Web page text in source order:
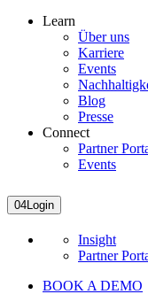
Learn
Über uns
Karriere
Events
Blog
Presse
Connect
Partner
Events
04Login
Insight
Partner
BOOK A DEMO